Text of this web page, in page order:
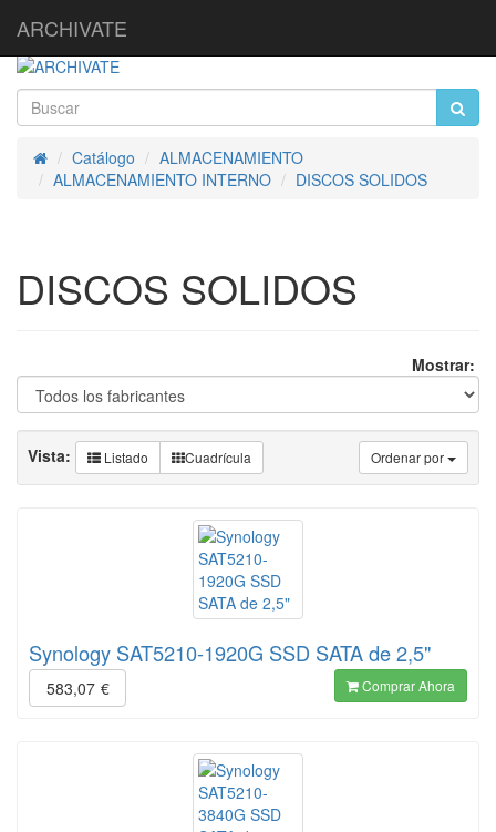
ARCHIVATE
InicioCatálogo
ALMACENAMIENTO
ALMACENAMIENTO INTERNO
DISCOS SOLIDOS
DISCOS SOLIDOS
Mostrar:
Ordenar por
Vista: Listado Cuadrícula
Synology SAT5210-1920G SSD SATA de 2,5"
583,07 € Comprar Ahora